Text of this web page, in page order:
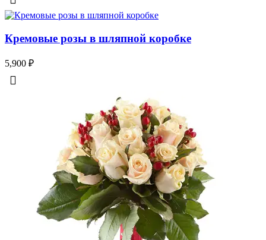
Кремовые розы в шляпной коробке
5,900 ₽